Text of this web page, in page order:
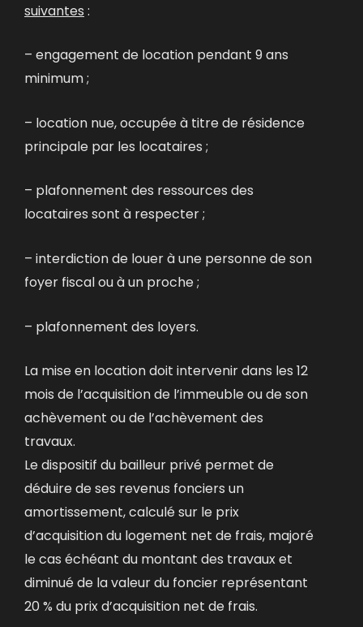
suivantes :
– engagement de location pendant 9 ans
minimum ;
– location nue, occupée à titre de résidence
principale par les locataires ;
– plafonnement des ressources des
locataires sont à respecter ;
– interdiction de louer à une personne de son
foyer fiscal ou à un proche ;
– plafonnement des loyers.
La mise en location doit intervenir dans les 12
mois de l’acquisition de l’immeuble ou de son
achèvement ou de l’achèvement des
travaux.
Le dispositif du bailleur privé permet de
déduire de ses revenus fonciers un
amortissement, calculé sur le prix
d’acquisition du logement net de frais, majoré
le cas échéant du montant des travaux et
diminué de la valeur du foncier représentant
20 % du prix d’acquisition net de frais.